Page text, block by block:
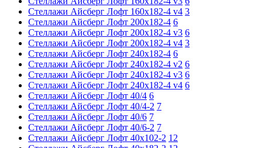
Стеллажи Айсберг Лофт 160х182-4 v4 3
Стеллажи Айсберг Лофт 200х182-4 6
Стеллажи Айсберг Лофт 200х182-4 v3 6
Стеллажи Айсберг Лофт 200х182-4 v4 3
Стеллажи Айсберг Лофт 240х182-4 6
Стеллажи Айсберг Лофт 240х182-4 v2 6
Стеллажи Айсберг Лофт 240х182-4 v3 6
Стеллажи Айсберг Лофт 240х182-4 v4 6
Стеллажи Айсберг Лофт 40/4 6
Стеллажи Айсберг Лофт 40/4-2 7
Стеллажи Айсберг Лофт 40/6 7
Стеллажи Айсберг Лофт 40/6-2 7
Стеллажи Айсберг Лофт 40х102-2 12